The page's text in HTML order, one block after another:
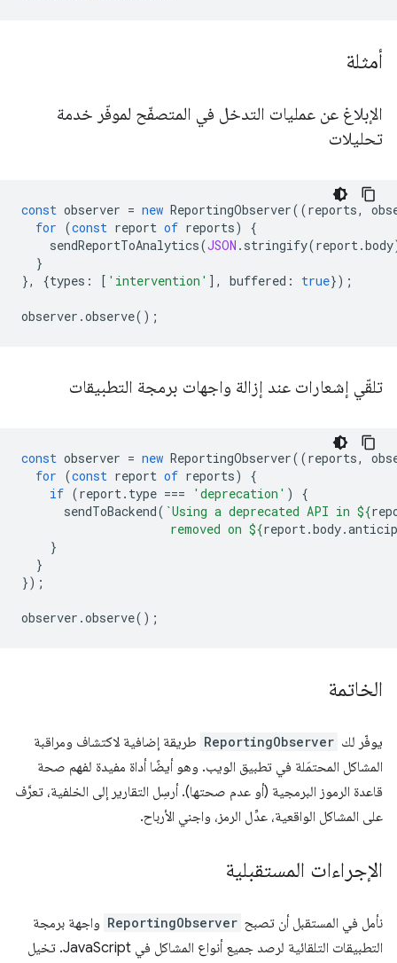
أمثلة
الإبلاغ عن عمليات التدخل في المتصفّح لموفّر خدمة
تحليلات
const observer = new ReportingObserver((reports,
for (const report of reports)
{
sendReportToAnalytics(JSON . stringify(report.body
}
},
{types : [ 'intervention' ], buffered : true});
observer .observe();
تلقّي إشعارات عند إزالة واجهات برمجة التطبيقات
const observer = new ReportingObserver((reports,
for (const report of reports)
{
if (report. type === 'deprecation' )
{
sendToBackend( `Using a deprecated API in ${
                     removed on
${report.body.
}
}
});
observer .observe();
الخاتمة
يوفّر لك ReportingObserver طريقة إضافية لاكتشاف ومراقبة
المشاكل المحتمَلة في تطبيق الويب. وهو أيضًا أداة مفيدة لفهم صحة
قاعدة الرموز البرمجية (أو عدم صحتها). أرسِل التقارير إلى الخلفية، تعرَّف
على المشاكل الواقعية، عدِّل الرمز، واجني الأرباح.
الإجراءات المستقبلية
نأمل في المستقبل أن تصبح ReportingObserver واجهة برمجة
التطبيقات التلقائية لرصد جميع أنواع المشاكل في JavaScript. تخيل